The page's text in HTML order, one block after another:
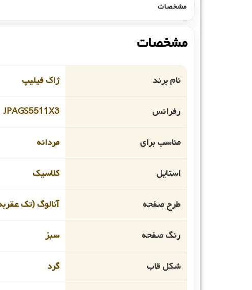
مشخصات
مشخصات
نام برند ژاک فیلیپ
رفرانس JPAGS5511X3
مناسب برای مردانه
استایل کلاسیک
طرح صفحه آنالوگ (تک
رنگ صفحه سبز
شکل قاب گرد